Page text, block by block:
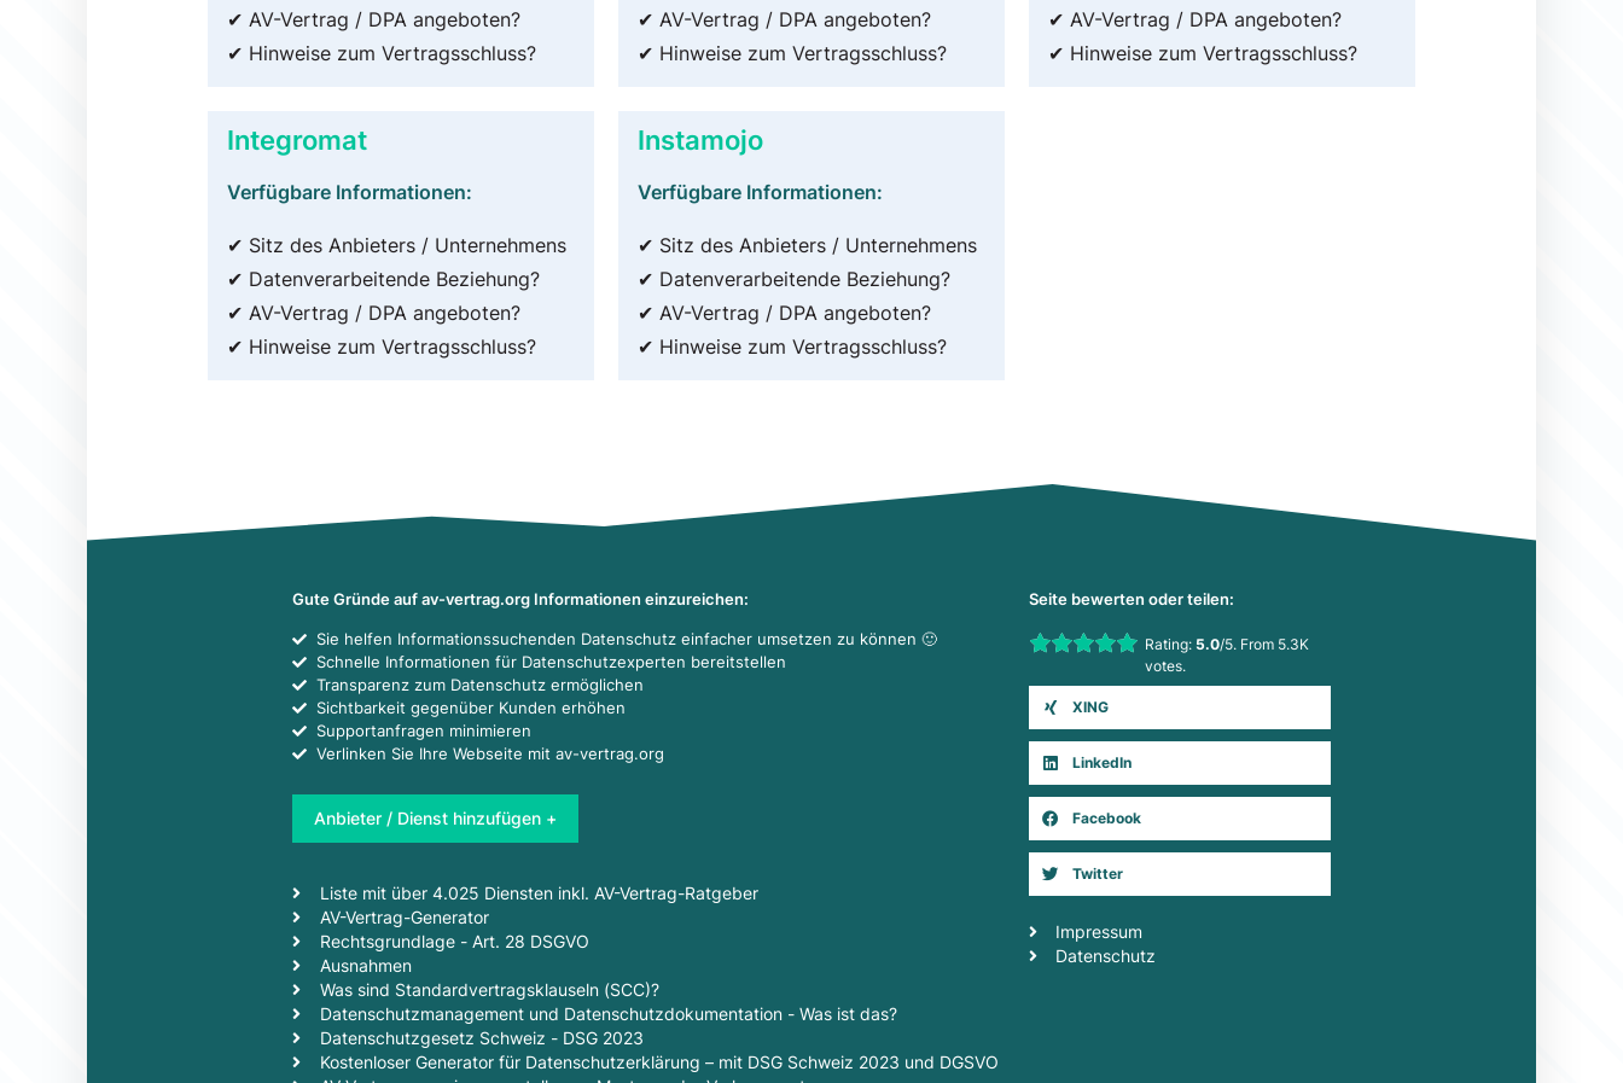
✔ AV-Vertrag / DPA angeboten?
✔ Hinweise zum Vertragsschluss?
✔ AV-Vertrag / DPA angeboten?
✔ Hinweise zum Vertragsschluss?
✔ AV-Vertrag / DPA angeboten?
✔ Hinweise zum Vertragsschluss?
Integromat
Verfügbare Informationen:
✔ Sitz des Anbieters / Unternehmens
✔ Datenverarbeitende Beziehung?
✔ AV-Vertrag / DPA angeboten?
✔ Hinweise zum Vertragsschluss?
Instamojo
Verfügbare Informationen:
✔ Sitz des Anbieters / Unternehmens
✔ Datenverarbeitende Beziehung?
✔ AV-Vertrag / DPA angeboten?
✔ Hinweise zum Vertragsschluss?
Gute Gründe auf av-vertrag.org Informationen einzureichen:
Sie helfen Informationssuchenden Datenschutz einfacher umsetzen zu können 🙂
Schnelle Informationen für Datenschutzexperten bereitstellen
Transparenz zum Datenschutz ermöglichen
Sichtbarkeit gegenüber Kunden erhöhen
Supportanfragen minimieren
Verlinken Sie Ihre Webseite mit av-vertrag.org
Anbieter / Dienst hinzufügen +
Liste mit über 4.025 Diensten inkl. AV-Vertrag-Ratgeber
AV-Vertrag-Generator
Rechtsgrundlage - Art. 28 DSGVO
Ausnahmen
Was sind Standardvertragsklauseln (SCC)?
Datenschutzmanagement und Datenschutzdokumentation - Was ist das?
Datenschutzgesetz Schweiz - DSG 2023
Kostenloser Generator für Datenschutzerklärung – mit DSG Schweiz 2023 und DGSVO
Seite bewerten oder teilen:
Rate this item:
Submit Rating
Rating: 5.0/5. From 5.3K
votes.
XING
LinkedIn
Facebook
Twitter
Impressum
Datenschutz